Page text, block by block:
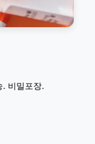
. 비밀포장.